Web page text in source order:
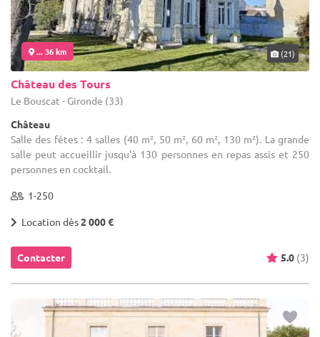
... 36 km (21)
Château des Tours
Le Bouscat - Gironde (33)
Château
Salle des fêtes : 4 salles (40 m², 50 m², 60 m², 130 m²). La grande
salle peut accueillir jusqu'à 130 personnes en repas assis et 250
personnes en cocktail.
1-250
Location dès2 000 €
Contacter 5.0 (3)